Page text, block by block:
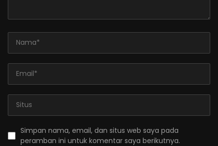
Simpan nama, email, dan situs web saya pada
peramban ini untuk komentar saya berikutnya.